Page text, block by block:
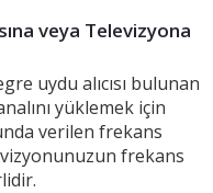
veya Televizyona
uydu alıcısı bulunan
yüklemek için
verilen frekans
frekans